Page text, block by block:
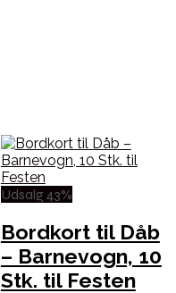
Udsalg 43%
Bordkort til Dåb
– Barnevogn, 10
Stk. til Festen